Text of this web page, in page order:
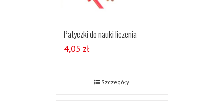
Patyczki do nauki liczenia
4,05 zł
Szczegóły